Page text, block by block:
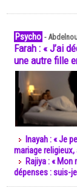
Psycho -
Farah : « J’ai
une autre fille
Inayah : « Je
mariage
Rajiya : «
dépenses : suis-